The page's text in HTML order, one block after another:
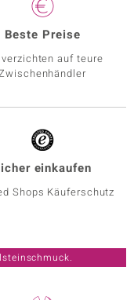
Beste Preise
auf teure
einkaufen
Shops Käuferschutz